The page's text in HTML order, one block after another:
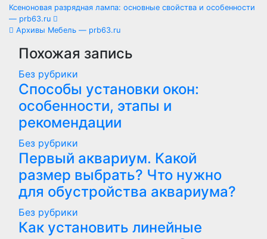
Навигация
по
записям
Ксеноновая разрядная лампа: основные свойства и особенности
— prb63.ru
Архивы Мебель — prb63.ru
Похожая запись
Без рубрики
Способы установки окон:
особенности, этапы и
рекомендации
Без рубрики
Первый аквариум. Какой
размер выбрать? Что нужно
для обустройства аквариума?
Без рубрики
Как установить линейные